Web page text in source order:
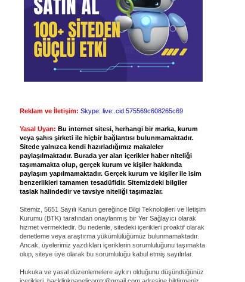
Reklam ve İletişim: Skype: live:.cid.575569c608265c69
Yasal Uyarı: Bu internet sitesi, herhangi bir marka, kurum
veya şahıs şirketi ile hiçbir bağlantısı bulunmamaktadır.
Sitede yalnızca kendi hazırladığımız makaleler
paylaşılmaktadır. Burada yer alan içerikler haber niteliği
taşımamakta olup, gerçek kurum ve kişiler hakkında
paylaşım yapılmamaktadır. Gerçek kurum ve kişiler ile isim
benzerlikleri tamamen tesadüfidir. Sitemizdeki bilgiler
taslak halindedir ve tavsiye niteliği taşımazlar.
Sitemiz, 5651 Sayılı Kanun gereğince Bilgi Teknolojileri ve İletişim
Kurumu (BTK) tarafından onaylanmış bir Yer Sağlayıcı olarak
hizmet vermektedir. Bu nedenle, sitedeki içerikleri proaktif olarak
denetleme veya araştırma yükümlülüğümüz bulunmamaktadır.
Ancak, üyelerimiz yazdıkları içeriklerin sorumluluğunu taşımakta
olup, siteye üye olarak bu sorumluluğu kabul etmiş sayılırlar.
Hukuka ve yasal düzenlemelere aykırı olduğunu düşündüğünüz
içerikleri, backlinkpanelicomtr@gmail.comadresine bildirmeniz